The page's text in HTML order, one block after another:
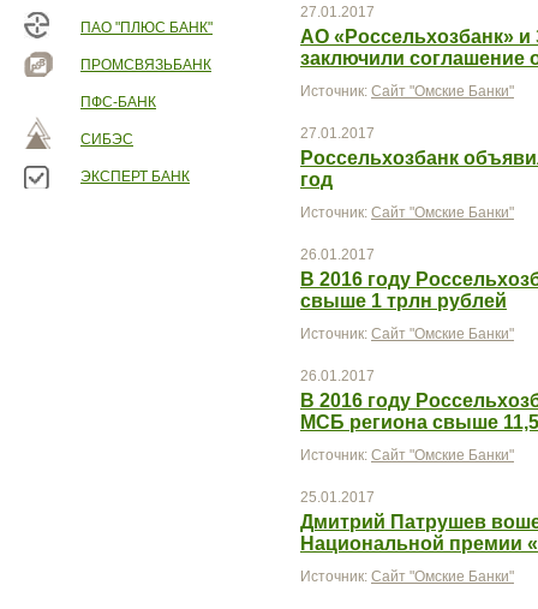
ПАО "ПЛЮС БАНК"
ПРОМСВЯЗЬБАНК
ПФС-БАНК
СИБЭС
ЭКСПЕРТ БАНК
27.01.2017
АО «Россельхозбанк»
заключили соглашение
Источник: Сайт "Омские Банки"
27.01.2017
Россельхозбанк
год
Источник: Сайт "Омские Банки"
26.01.2017
В 2016 году
свыше 1 трлн рублей
Источник: Сайт "Омские Банки"
26.01.2017
В 2016 году
МСБ региона свыше
Источник: Сайт "Омские Банки"
25.01.2017
Дмитрий Патрушев
Национальной премии
Источник: Сайт "Омские Банки"